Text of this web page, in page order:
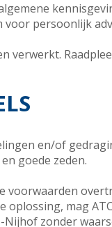
persoonlijk
verwerkt.
en/of
goede zeden.
voorwaarden
oplossing, mag
zonder